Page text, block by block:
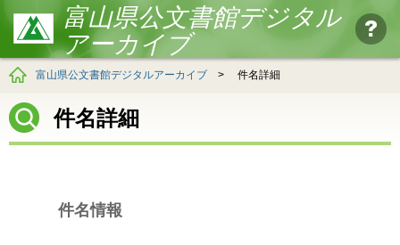
富山県公文書館デジタル
アーカイブ
富山県公文書館デジタルアーカイブ > 件名詳細
件名詳細
件名情報